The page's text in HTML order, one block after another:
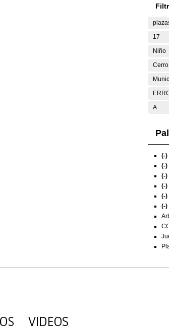
17
Niño
Cerro
A
(-)
(-)
(-)
(-)
(-)
(-)